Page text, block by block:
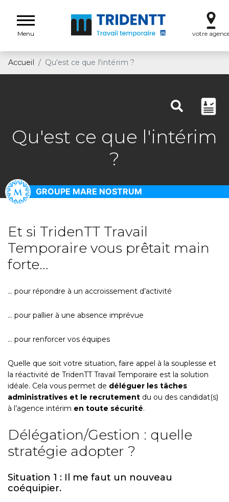
Menu votre
Accueil Qu'est ce que l'intérim ?
Qu'est ce que l'intérim
?
GROUPE MARE NOSTRUM
Et si TridenTT Travail
Temporaire vous prêtait main
forte…
… pour répondre à un accroissement d’activité
… pour pallier à une absence imprévue
… pour renforcer vos équipes
Quelle que soit votre situation, faire appel à la souplesse et
la réactivité de TridenTT Travail Temporaire est la solution
idéale. Cela vous permet de déléguer les tâches
administratives et le recrutement du ou des candidat(s)
à l’agence intérim en toute sécurité.
Délégation/Gestion : quelle
stratégie adopter ?
Situation 1 : Il me faut un nouveau
coéquipier.